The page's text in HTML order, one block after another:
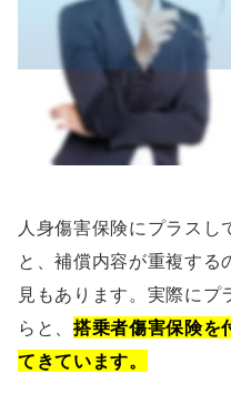
人身傷害保険にプラスし
と、補償内容が重複する
見もあります。実際に
らと、 搭乗者傷害保険を
てきています。